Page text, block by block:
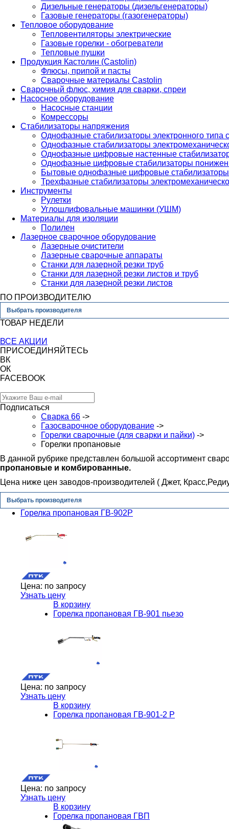
Дизельные генераторы (дизельгенераторы)
Газовые генераторы (газогенераторы)
Тепловое оборудование
Тепловентиляторы электрические
Газовые горелки - обогреватели
Тепловые пушки
Продукция Кастолин (Castolin)
Флюсы, припой и пасты
Сварочные материалы Castolin
Сварочный флюс, химия для сварки, спреи
Насосное оборудование
Насосные станции
Комрессоры
Стабилизаторы напряжения
Однофазные стабилизаторы электронного
Однофазные стабилизаторы
Однофазные цифровые настенные
Однофазные цифровые стабилизаторы
Бытовые однофазные цифровые стабилизаторы
Трехфазные стабилизаторы
Инструменты
Рулетки
Углошлифовальные машинки (УШМ)
Материалы для изоляции
Полилен
Лазерное сварочное оборудование
Лазерные очистители
Лазерные сварочные аппараты
Станки для лазерной резки труб
Станки для лазерной резки листов и труб
Станки для лазерной резки листов
ПО ПРОИЗВОДИТЕЛЮ
Выбрать производителя
ТОВАР НЕДЕЛИ
ВСЕ АКЦИИ
ПРИСОЕДИНЯЙТЕСЬ
ВК
ОК
FACEBOOK
Подписаться
Сварка 66 ->
Газосварочное оборудование ->
Горелки сварочные (для сварки и пайки) ->
Горелки пропановые
В данной рубрике представлен большой ассортимент
пропановые и комбированные.
Цена ниже цен заводов-производителей ( Джет,
Выбрать производителя
Горелка пропановая ГВ-902Р
Цена: по запросу
Узнать цену
В корзину
Горелка пропановая ГВ-901 пьезо
Цена: по запросу
Узнать цену
В корзину
Горелка пропановая ГВ-901-2 Р
Цена: по запросу
Узнать цену
В корзину
Горелка пропановая ГВП